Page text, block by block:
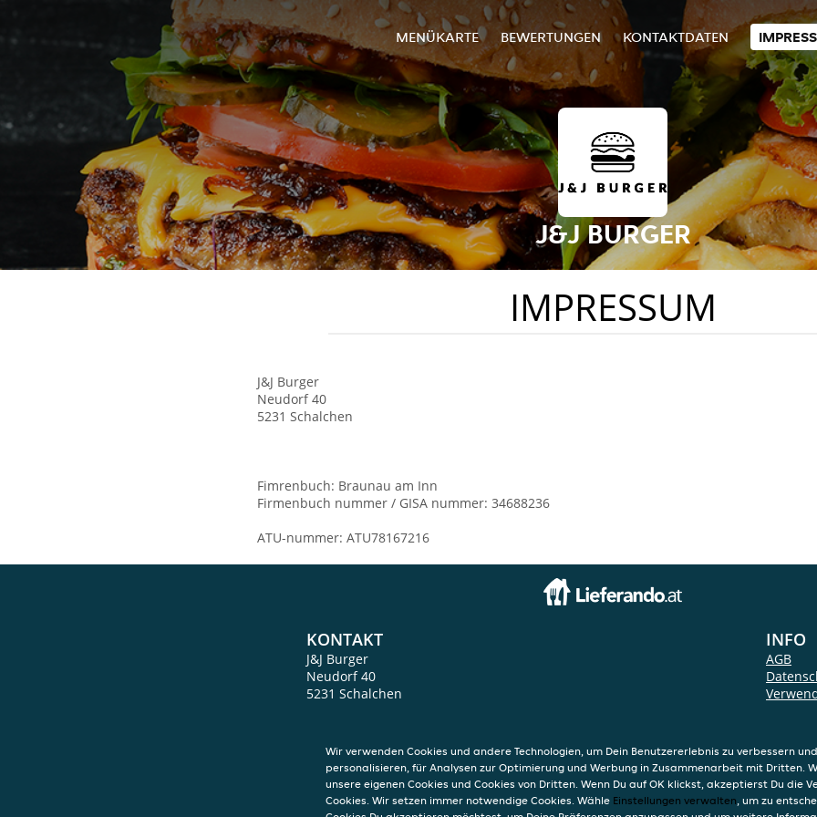
MENÜKARTE BEWERTUNGEN KONTAKTDATEN
J&J BURGER
IMPRESSUM
J&J Burger
Neudorf 40
5231 Schalchen
Fimrenbuch: Braunau am Inn
Firmenbuch nummer / GISA nummer: 34688236
ATU-nummer: ATU78167216
KONTAKT
J&J Burger
Neudorf 40
5231 Schalchen
INFO
AGB
Wir verwenden Cookies und andere Technologien, um Dein Benutzererlebnis zu verbessern
personalisieren, für Analysen zur Optimierung und Werbung in Zusammenarbeit mit Dritten.
unsere eigenen Cookies und Cookies von Dritten. Wenn Du auf OK klickst, akzeptierst Du die
Cookies. Wir setzen immer notwendige Cookies. Wähle Einstellungen verwalten, um zu